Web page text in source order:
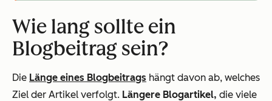
Wie lang sollte ein
Blogbeitrag sein?
Die Länge eines Blogbeitrags hängt davon ab, welches
Ziel der Artikel verfolgt. Längere Blogartikel, die viele